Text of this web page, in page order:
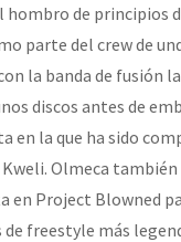
hombro de principios
parte del crew de
la banda de fusión
discos antes de
en la que ha sido
Olmeca también
en Project Blowned
freestyle más